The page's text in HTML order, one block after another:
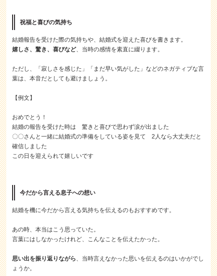
祝福と喜びの気持ち
結婚報告を受けた際の気持ちや、結婚式を迎えた喜びを書きます。
嬉しさ、驚き、喜びなど、当時の感情を素直に綴ります。
ただし、「寂しさを感じた」「まだ早い気がした」などのネガティブな言
葉は、本音だとしても避けましょう。
【例文】
おめでとう！
結婚の報告を受けた時は 驚きと喜びで思わず涙が出ました
〇〇さんと一緒に結婚式の準備をしている姿を見て 2人なら大丈夫だと
確信しました
この日を迎えられて嬉しいです
今だから言える息子への想い
結婚を機に今だから言える気持ちを伝えるのもおすすめです。
あの時、本当はこう思っていた。
言葉にはしなかったけれど、こんなことを伝えたかった。
思い出を振り返りながら、当時言えなかった思いを伝えるのはいかがでし
ょうか。